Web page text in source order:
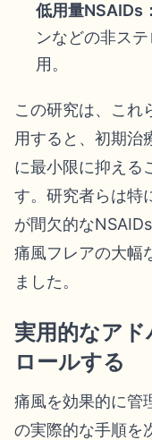
低用量NSAIDs：
ンなどの非ス
用。
この研究は、これ
用すると、初期治
に最小限に抑える
す。研究者らは特
が間欠的な
痛風フレアの大幅
ました。
実用的なア
ロールする
痛風を効果的に管
の実際的な手順を